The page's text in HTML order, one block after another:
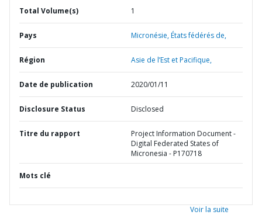
Total Volume(s) 1
Pays Micronésie,États fédérés de,
Région Asie de l’Est et Pacifique,
Date de publication 2020/01/11
Disclosure Status Disclosed
Titre du rapport
Project Information Document -
Digital Federated States of
Micronesia - P170718
Mots clé
Voir la suite